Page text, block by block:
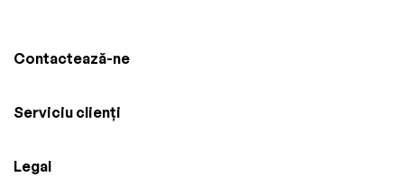
Contactează-ne
Serviciu clienți
Legal